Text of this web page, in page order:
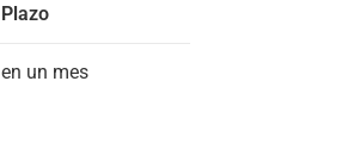
Plazo
en un mes